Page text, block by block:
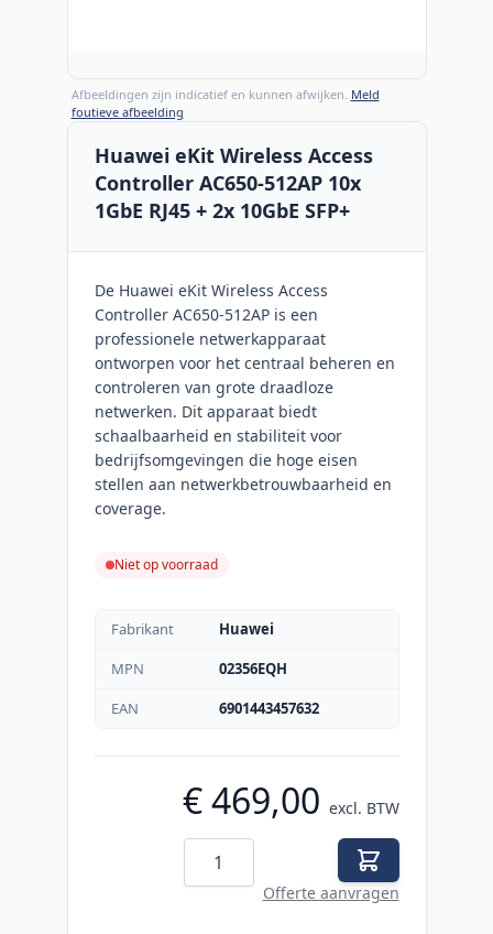
Afbeeldingen zijn indicatief en kunnen afwijken. Meld
foutieve afbeelding
Huawei eKit Wireless Access
Controller AC650-512AP 10x
1GbE RJ45 + 2x 10GbE SFP+
De Huawei eKit Wireless Access
Controller AC650-512AP is een
professionele netwerkapparaat
ontworpen voor het centraal beheren en
controleren van grote draadloze
netwerken. Dit apparaat biedt
schaalbaarheid en stabiliteit voor
bedrijfsomgevingen die hoge eisen
stellen aan netwerkbetrouwbaarheid en
coverage.
Niet op voorraad
Fabrikant
Huawei
MPN
02356EQH
EAN
6901443457632
€ 469,00 excl. BTW
Aantal
Offerte aanvragen